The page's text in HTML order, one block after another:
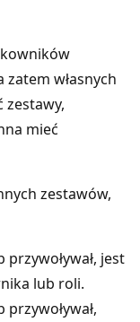
własnych
zestawy,
mieć
zestawów,
jest
lub roli.